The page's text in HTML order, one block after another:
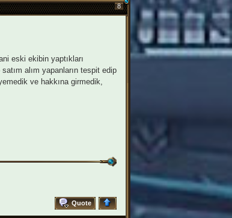
8
eski ekibin yaptıkları
alım yapanların tespit edip
ve hakkına girmedik,
Quote